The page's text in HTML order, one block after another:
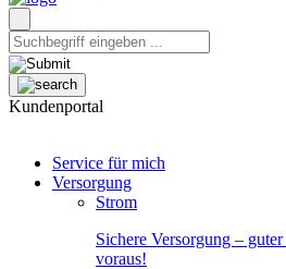
Kundenportal
Service für mich
Versorgung
Strom
Sichere Versorgung –
voraus!